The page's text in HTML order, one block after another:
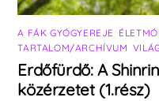
A FÁK GYÓGYEREJE
TARTALOM/ARCHÍVUM
Erdőfürdő: A
közérzetet (1.rész)